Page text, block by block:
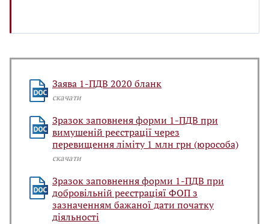
Заява 1-ПДВ 2020 бланк
скачати
Зразок заповненя форми 1-ПДВ при
вимушеній реєстрації через
перевищення ліміту 1 млн грн (юрособа)
скачати
Зразок заповнення форми 1-ПДВ при
добровільній реєстраціяї ФОП з
зазначенням бажаної дати початку
діяльності